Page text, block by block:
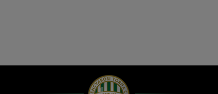
Hírek